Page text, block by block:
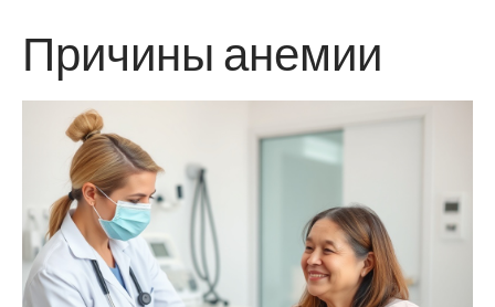
Причины анемии